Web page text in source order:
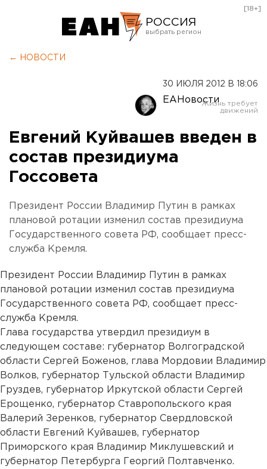
РОССИЯ
Оренбург
[18+]
← НОВОСТИ
30 ИЮЛЯ 2012 В 18:06
ЕАНовости
Евгений Куйвашев введен в
состав президиума
Госсовета
Президент России Владимир Путин в рамках
плановой ротации изменил состав президиума
Государственного совета РФ, сообщает пресс-
служба Кремля.
Президент России Владимир Путин в рамках
плановой ротации изменил состав президиума
Государственного совета РФ, сообщает пресс-
служба Кремля.
Глава государства утвердил президиум в
следующем составе: губернатор Волгоградской
области Сергей Боженов, глава Мордовии Владимир
Волков, губернатор Тульской области Владимир
Груздев, губернатор Иркутской области Сергей
Ерощенко, губернатор Ставропольского края
Валерий Зеренков, губернатор Свердловской
области Евгений Куйвашев, губернатор
Приморского края Владимир Миклушевский и
губернатор Петербурга Георгий Полтавченко.